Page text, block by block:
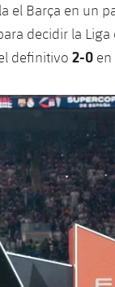
el Barça en un
decidir la
definitivo 2-0 en